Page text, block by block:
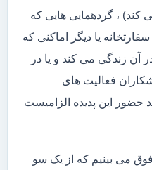
کند) ، گردهمایی هایی که
یا دیگر اماکنی که
آن زندگی می کند و یا در
فعالیت های
حضور این پدیده الزامیست
می بینیم که از یک سو